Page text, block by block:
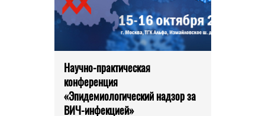
Научно-практическая
конференция
«Эпидемиологический надзор за
ВИЧ-инфекцией»